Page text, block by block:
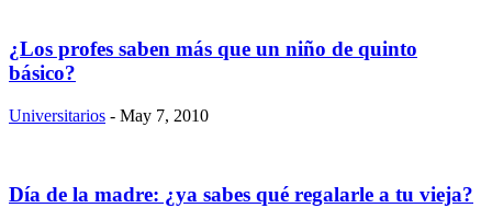
¿Los profes saben más que un niño de quinto
básico?
Universitarios - May 7, 2010
Día de la madre: ¿ya sabes qué regalarle a tu vieja?